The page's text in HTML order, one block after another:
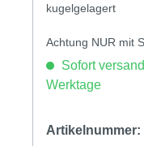
kugelgelagert
Achtung NUR mit
Sofort
Werktage
Artikelnummer: